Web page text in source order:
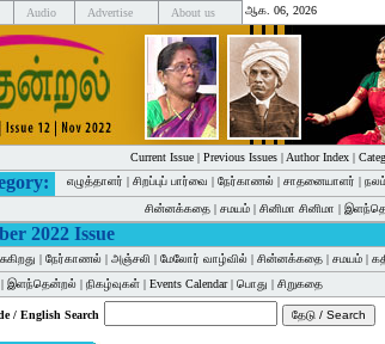
Audio Advertise About us ஆக. 06, 2026
Current Issue| Previous Issues| Author Index|
எழுத்தாளர் | சிறப்புப் பார்வை | நேர்காணல் | சாதனையாளர் |
சின்னக்கதை | சமயம் | சினிமா சினிமா |
2022 Issue
| நேர்காணல் | அஞ்சலி | மேலோர் வாழ்வில் | சின்னக்கதை | சமயம் |
| இளந்தென்றல் | நிகழ்வுகள் | Events Calendar| பொது | சிறுகதை
/ English Search